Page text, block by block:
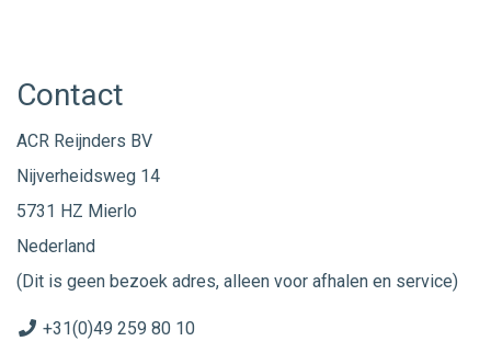
Contact
ACR Reijnders BV
Nijverheidsweg 14
5731 HZ Mierlo
Nederland
(Dit is geen bezoek adres, alleen voor afhalen en service)
+31(0)49 259 80 10